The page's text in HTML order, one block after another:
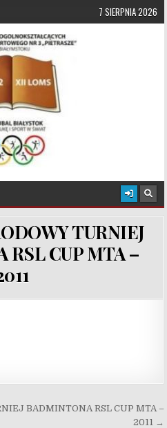
7 SIERPNIA 2026
TURNIEJ
RSL CUP MTA –
BADMINTONA RSL CUP MTA –
2011 →